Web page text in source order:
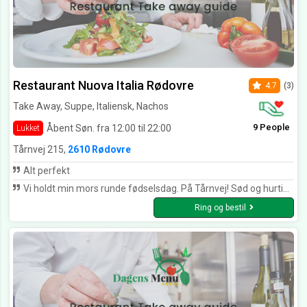
Restaurant Nuova Italia Rødovre
Take Away, Suppe, Italiensk, Nachos
Lukket Åbent Søn. fra 12:00 til 22:00
4.7 (3)
9 People
Tårnvej 215, 2610 Rødovre
Alt perfekt
Vi holdt min mors runde fødselsdag. På Tårnvej! Sød og hurtig betjening. Maden dejlig, kødet ( Oksemørbrad) var perfekt stegt. Og min mor fik en lille gave med hjem. Kan anbefale Nuova Italia, på det varmeste
Ring og bestil